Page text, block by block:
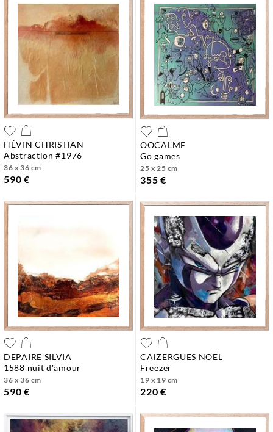
HÉVIN CHRISTIAN
abstraction #1976
36 x 36 cm
590 €
OOCALME
go games
25 x 25 cm
355 €
DEPAIRE SILVIA
1588 nuit d'amour
36 x 36 cm
590 €
CAIZERGUES NOËL
freezer
19 x 19 cm
220 €